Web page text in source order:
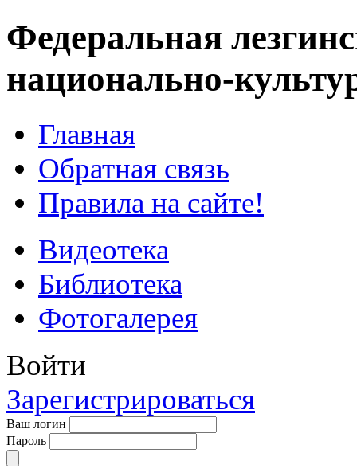
Федеральная
национально-
Главная
Обратная связь
Правила на сайте!
Видеотека
Библиотека
Фотогалерея
Войти
Зарегистрироваться
Ваш логин
Пароль